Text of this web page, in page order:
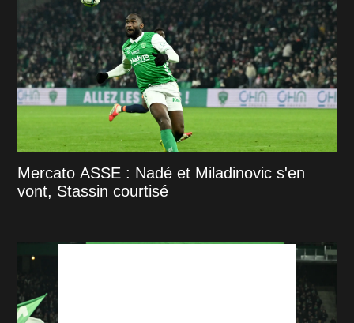
Mercato ASSE : Nadé et Miladinovic s'en
vont, Stassin courtisé